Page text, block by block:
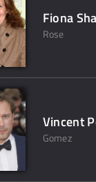
Fiona
Rose
Vincent
Gomez